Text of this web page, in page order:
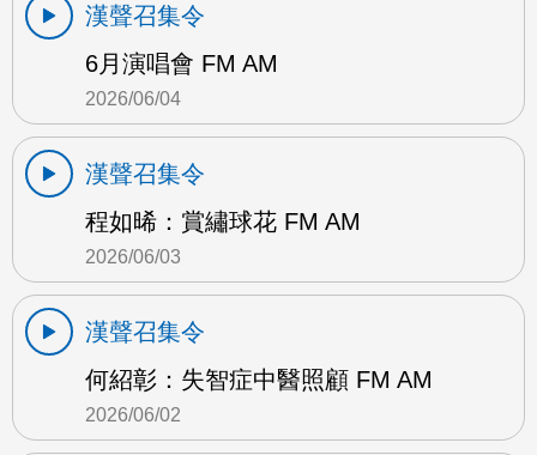
漢聲召集令
6月演唱會 FM AM
2026/06/04
漢聲召集令
程如晞：賞繡球花 FM AM
2026/06/03
漢聲召集令
何紹彰：失智症中醫照顧 FM AM
2026/06/02